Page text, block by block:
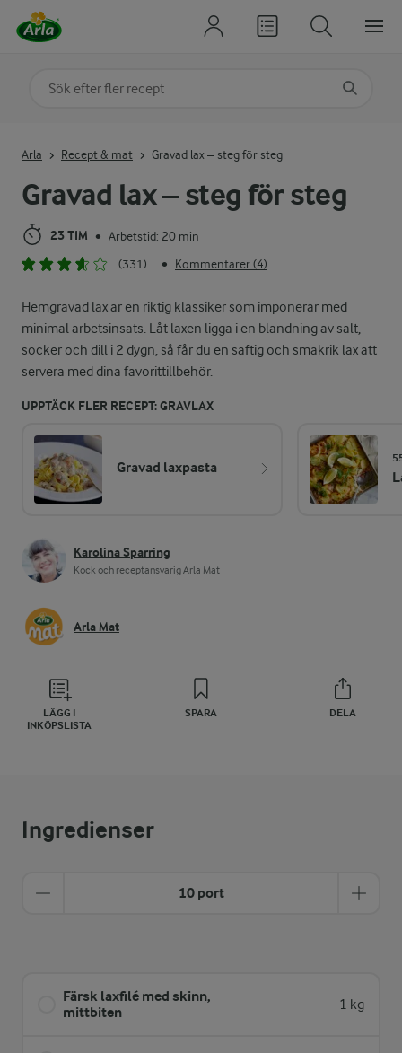
Gravad lax – steg för steg
23 TIM • Arbetstid: 20 min
(331)
• Kommentarer (4)
Hemgravad lax är en riktig klassiker som imponerar med
minimal arbetsinsats. Låt laxen ligga i en blandning av salt,
socker och dill i 2 dygn, så får du en saftig och smakrik lax att
servera med dina favorittillbehör.
UPPTÄCK FLER RECEPT: GRAVLAX
Gravad laxpasta
Karolina Sparring
Kock och receptansvarig Arla Mat
Arla Mat
LÄGG I
INKÖPSLISTA
SPARA DELA
Arla Recept & mat Gravad lax – steg för steg
Ingredienser
10 port
Färsk laxfilé med skinn,
mittbiten
1 kg
Sök på kategori eller ingrediens